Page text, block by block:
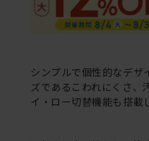
シンプルで個性的なデザ
ズであるこわれにくさ、
イ・ロー切替機能も搭載